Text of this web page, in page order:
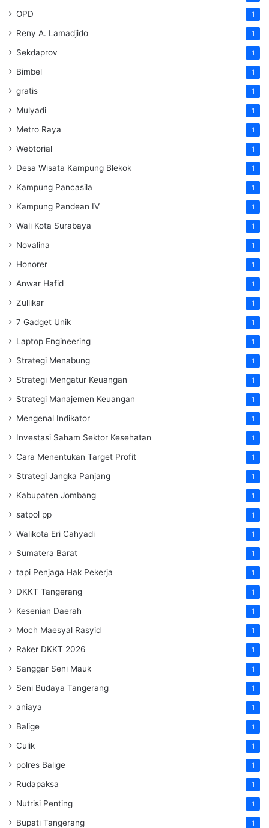
OPD 1
Reny A. Lamadjido 1
Sekdaprov 1
Bimbel 1
gratis 1
Mulyadi 1
Metro Raya 1
Webtorial 1
Desa Wisata Kampung Blekok 1
Kampung Pancasila 1
Kampung Pandean IV 1
Wali Kota Surabaya 1
Novalina 1
Honorer 1
Anwar Hafid 1
Zullikar 1
7 Gadget Unik 1
Laptop Engineering 1
Strategi Menabung 1
Strategi Mengatur Keuangan 1
Strategi Manajemen Keuangan 1
Mengenal Indikator 1
Investasi Saham Sektor Kesehatan 1
Cara Menentukan Target Profit 1
Strategi Jangka Panjang 1
Kabupaten Jombang 1
satpol pp 1
Walikota Eri Cahyadi 1
Sumatera Barat 1
tapi Penjaga Hak Pekerja 1
DKKT Tangerang 1
Kesenian Daerah 1
Moch Maesyal Rasyid 1
Raker DKKT 2026 1
Sanggar Seni Mauk 1
Seni Budaya Tangerang 1
aniaya 1
Balige 1
Culik 1
polres Balige 1
Rudapaksa 1
Nutrisi Penting 1
Bupati Tangerang 1